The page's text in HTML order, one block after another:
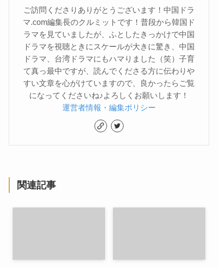
ご訪問くださりありがとうございます！中国ドラ
マ.com編集長のクルミットです！普段から韓国ド
ラマを見ていましたが、ふとしたきっかけで中国
ドラマを視聴ときにスケールが大きに驚き、中国
ドラマ、台湾ドラマにもハマりました（笑）子育
て真っ最中ですが、読んでくださる方に伝わりや
すい文章を心がけていますので、良かったらご覧
になってくださいね♪よろしくお願いします！
運営者情報・編集ポリシー
関連記事